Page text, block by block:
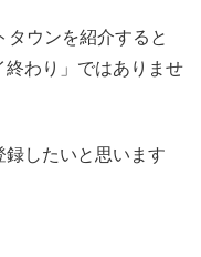
タウンを紹介すると
終わり」ではありませ
したいと思います